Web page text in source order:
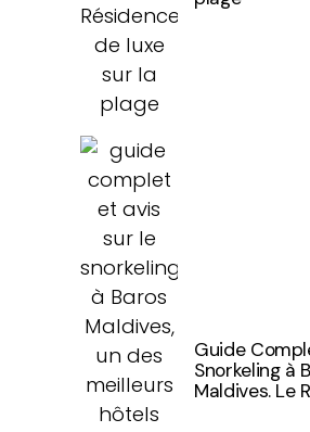
Guide
Snorkeling à
Maldives. Le